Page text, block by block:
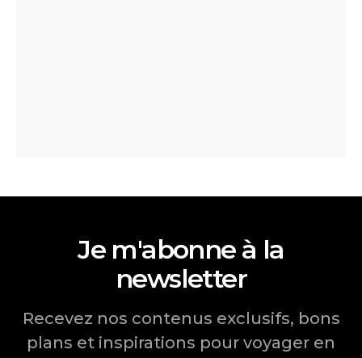
Je m'abonne à la
newsletter
Recevez nos contenus exclusifs, bons
plans et inspirations pour voyager en